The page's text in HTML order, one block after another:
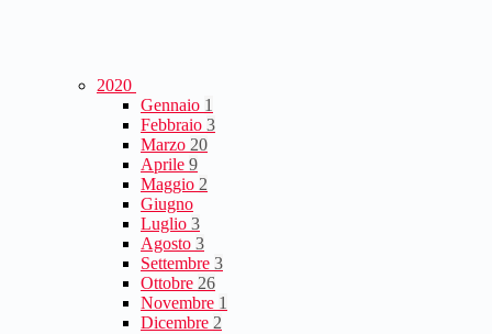
2020
Gennaio 1
Febbraio 3
Marzo 20
Aprile 9
Maggio 2
Giugno
Luglio 3
Agosto 3
Settembre 3
Ottobre 26
Novembre 1
Dicembre 2